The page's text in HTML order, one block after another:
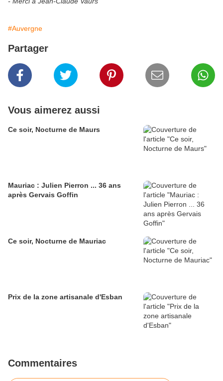
#Auvergne
Partager
Vous aimerez aussi
Ce soir, Nocturne de Maurs
Mauriac : Julien Pierron ... 36 ans
après Gervais Goffin
Ce soir, Nocturne de Mauriac
Prix de la zone artisanale d'Esban
Commentaires